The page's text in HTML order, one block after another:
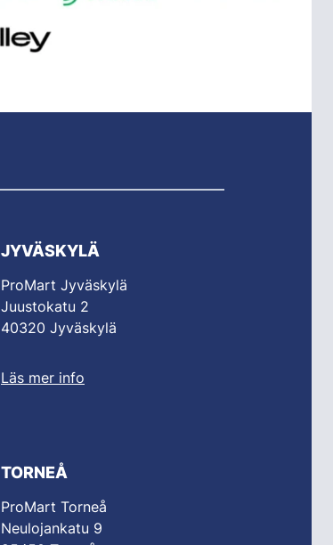
JYVÄSKYLÄ
ProMart Jyväskylä
Juustokatu 2
40320 Jyväskylä
Läs mer info
TORNEÅ
ProMart Torneå
Neulojankatu 9